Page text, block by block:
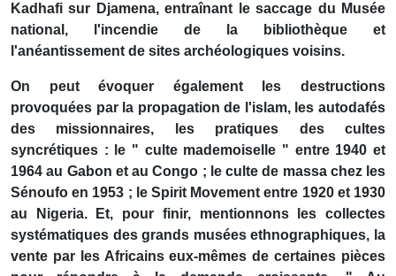
Kadhafi sur Djamena, entraînant le saccage du Musée
national, l'incendie de la bibliothèque et
l'anéantissement de sites archéologiques voisins.
On peut évoquer également les destructions
provoquées par la propagation de l'islam, les autodafés
des missionnaires, les pratiques des cultes
syncrétiques : le " culte mademoiselle " entre 1940 et
1964 au Gabon et au Congo ; le culte de massa chez les
Sénoufo en 1953 ; le Spirit Movement entre 1920 et 1930
au Nigeria. Et, pour finir, mentionnons les collectes
systématiques des grands musées ethnographiques, la
vente par les Africains eux-mêmes de certaines pièces